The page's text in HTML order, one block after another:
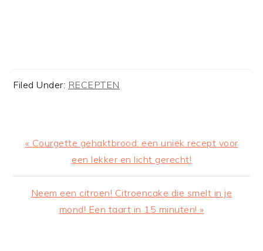
Filed Under: RECEPTEN
Previous
« Courgette gehaktbrood: een uniek recept voor
een lekker en licht gerecht!
Next
Neem een citroen! Citroencake die smelt in je
mond! Een taart in 15 minuten! »